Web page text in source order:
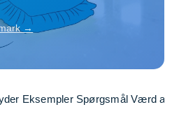
→
Eksempler Spørgsmål Værd at